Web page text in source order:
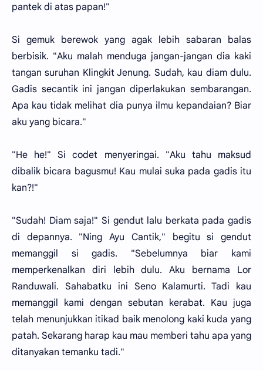
pantek di atas papan!"
Si gemuk berewok yang agak lebih sabaran balas
berbisik. "Aku malah menduga jangan-jangan dia kaki
tangan suruhan Klingkit Jenung. Sudah, kau diam dulu.
Gadis secantik ini jangan diperlakukan sembarangan.
Apa kau tidak melihat dia punya ilmu kepandaian? Biar
aku yang bicara."
"He he!" Si codet menyeringai. "Aku tahu maksud
dibalik bicara bagusmu! Kau mulai suka pada gadis itu
kan?!"
"Sudah! Diam saja!" Si gendut lalu berkata pada gadis
di depannya. "Ning Ayu Cantik," begitu si gendut
memanggil si gadis. "Sebelumnya biar kami
memperkenalkan diri lebih dulu. Aku bernama Lor
Randuwali. Sahabatku ini Seno Kalamurti. Tadi kau
memanggil kami dengan sebutan kerabat. Kau juga
telah menunjukkan itikad baik menolong kaki kuda yang
patah. Sekarang harap kau mau memberi tahu apa yang
ditanyakan temanku tadi."